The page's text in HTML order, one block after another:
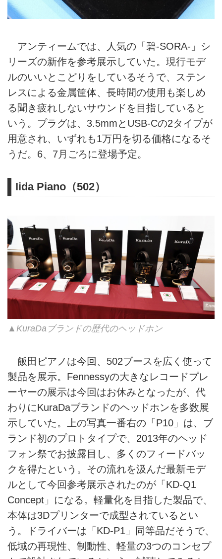
アンティームでは、人気の「碧-SORA-」シ
リーズの新作を参考展示していた。現行モデ
ルのいいとこどりをしているそうで、ステン
レスによる金属筐体、長時間の使用も楽しめ
る聞き疲れしないサウンドを目指していると
いう。プラグは、3.5mmとUSB-Cの2タイプが
用意され、いずれも1万円を切る価格になるそ
うだ。6、7月ごろに登場予定。
Iida Piano（502）
▲KuraDaブランドの歴代のヘッドホン
飯田ピアノは今回、502ブースを広く使って
製品を展示。Fennessyの大きなレコードプレ
ーヤーの展示は今回はお休みとなったが、代
わりにKuraDaブランドのヘッドホンを多数展
示していた。上の写真一番右の「P10」は、ブ
ランド初のプロトタイプで、2013年のヘッド
フォン祭でお披露目し、多くのフィードバッ
クを得たという。その流れを汲んだ最新モデ
ルとして今回参考展示されたのが「KD-Q1
Concept」になる。軽量化を目指した製品で、
本体は3Dプリンターで成型されているとい
う。ドライバーは「KD-P1」同等品だそうで、
低域の再現性、制動性、軽量の3つのコンセプ